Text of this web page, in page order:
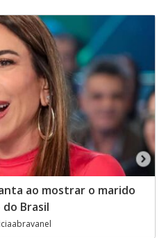
ao mostrar o marido
Brasil